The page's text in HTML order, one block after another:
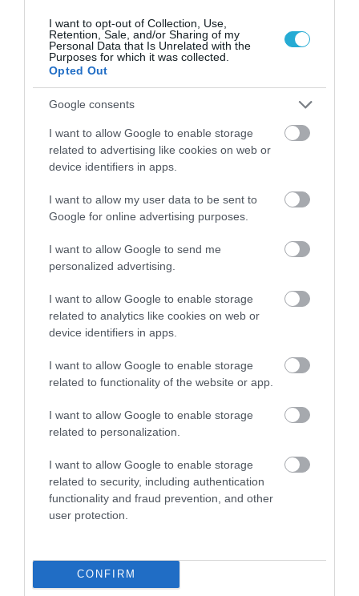
I want to opt-out of Collection, Use,
Retention, Sale, and/or Sharing of my
Personal Data that Is Unrelated with the
Purposes for which it was collected.
Opted Out
Google consents
I want to allow Google to enable storage
related to advertising like cookies on web or
device identifiers in apps.
I want to allow my user data to be sent to
Google for online advertising purposes.
I want to allow Google to send me
personalized advertising.
I want to allow Google to enable storage
related to analytics like cookies on web or
device identifiers in apps.
I want to allow Google to enable storage
related to functionality of the website or app.
I want to allow Google to enable storage
related to personalization.
I want to allow Google to enable storage
related to security, including authentication
functionality and fraud prevention, and other
user protection.
CONFIRM
Ακολουθήστε τοfoodlife.gr στο Google
Newsκαι μάθετε πρώτοι όλες τις ειδήσεις
TAGS: ΕΒΕΠ